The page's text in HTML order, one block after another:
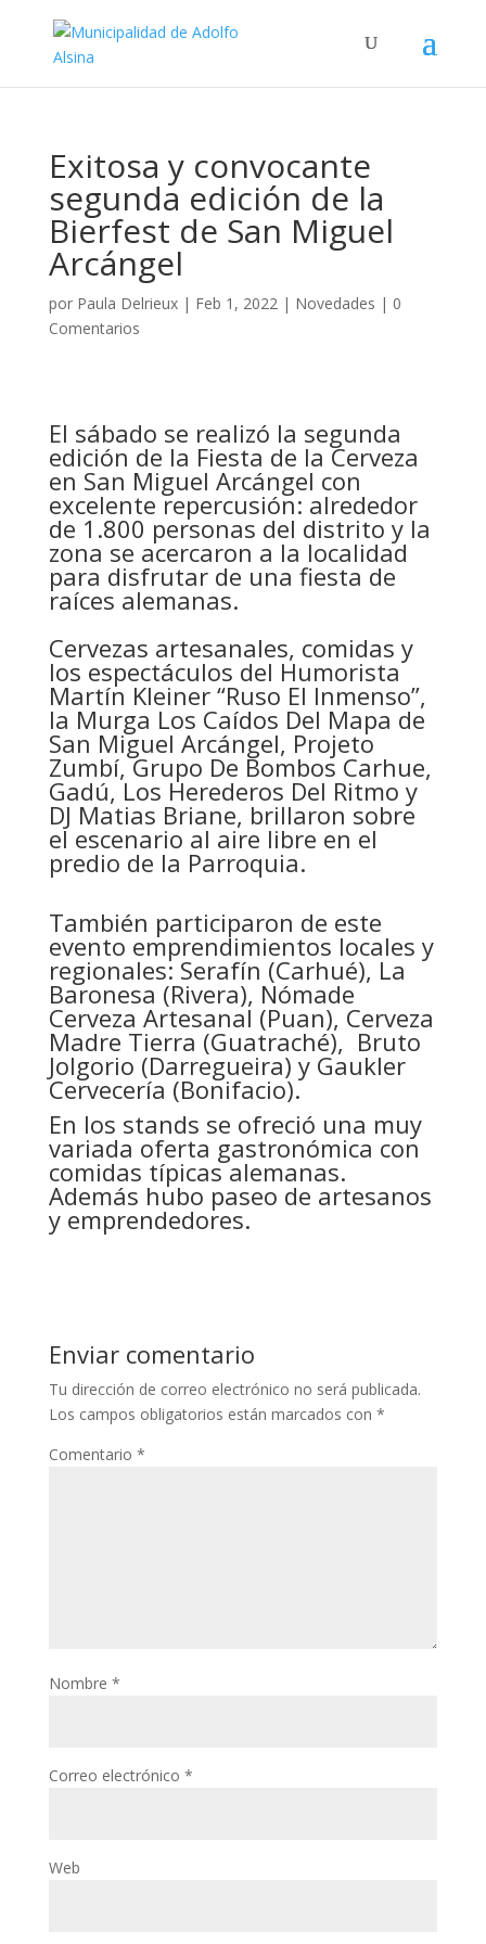
Exitosa y convocante
segunda edición de la
Bierfest de San Miguel
Arcángel
por Paula Delrieux| Feb 1, 2022| Novedades | 0
Comentarios
El sábado se realizó la segunda
edición de la Fiesta de la Cerveza
en San Miguel Arcángel con
excelente repercusión: alrededor
de 1.800 personas del distrito y la
zona se acercaron a la localidad
para disfrutar de una fiesta de
raíces alemanas.
Cervezas artesanales, comidas y
los espectáculos del Humorista
Martín Kleiner “Ruso El Inmenso”,
la Murga Los Caídos Del Mapa de
San Miguel Arcángel, Projeto
Zumbí, Grupo De Bombos Carhue,
Gadú, Los Herederos Del Ritmo y
DJ Matias Briane, brillaron sobre
el escenario al aire libre en el
predio de la Parroquia.
También participaron de este
evento emprendimientos locales y
regionales: Serafín (Carhué), La
Baronesa (Rivera), Nómade
Cerveza Artesanal (Puan), Cerveza
Madre Tierra (Guatraché), Bruto
Jolgorio (Darregueira) y Gaukler
Cervecería (Bonifacio).
En los stands se ofreció una muy
variada oferta gastronómica con
comidas típicas alemanas.
Además hubo paseo de artesanos
y emprendedores.
Enviar comentario
Tu dirección de correo electrónico no será publicada.
Los campos obligatorios están marcados con *
Comentario *
Nombre *
Correo electrónico *
Web